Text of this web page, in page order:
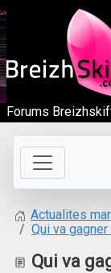
Forums
Actualites
Qui va
Qui va